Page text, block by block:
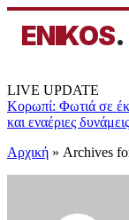
ENIKOS.
LIVE UPDATE
Κορωπί: Φωτιά σε
και εναέριες
Αρχική » Archives